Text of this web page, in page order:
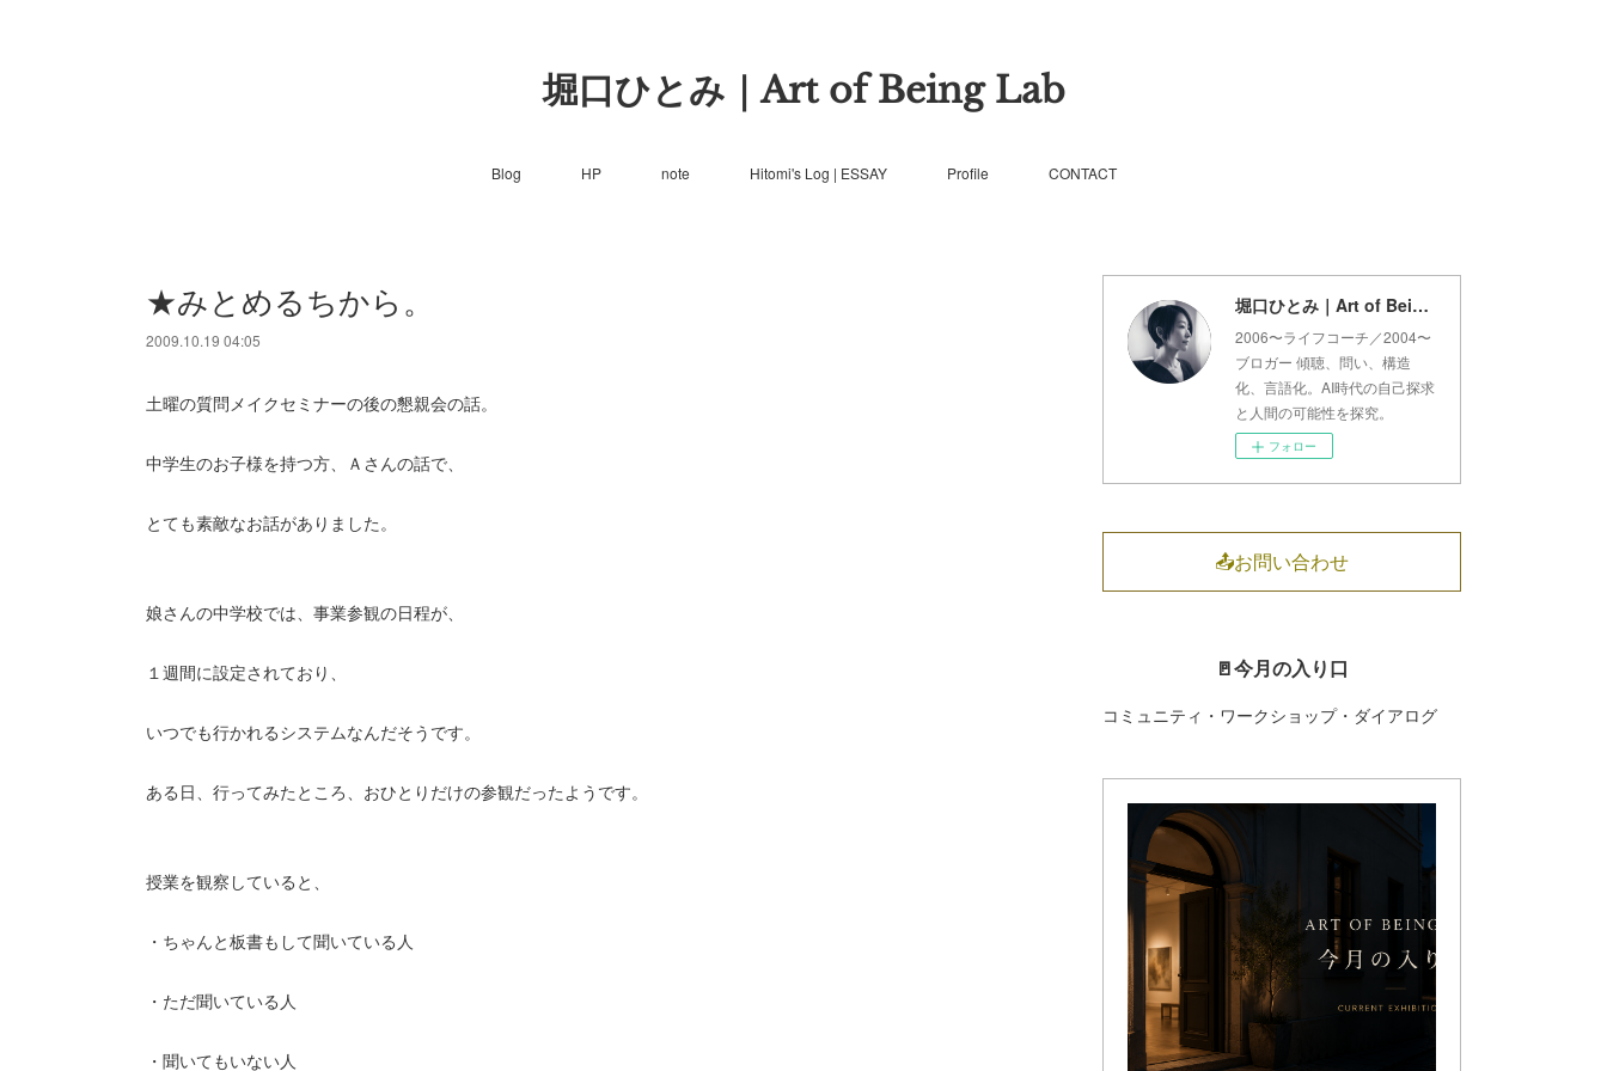
堀口ひとみ｜Art of Being Lab
Blog HP note Hitomi's Log | ESSAY Profile CONTACT
★みとめるちから。
2009.10.19 04:05
土曜の質問メイクセミナーの後の懇親会の話。
中学生のお子様を持つ方、Ａさんの話で、
とても素敵なお話がありました。
娘さんの中学校では、事業参観の日程が、
１週間に設定されており、
いつでも行かれるシステムなんだそうです。
ある日、行ってみたところ、おひとりだけの参観だったようです。
授業を観察していると、
・ちゃんと板書もして聞いている人
・ただ聞いている人
・聞いてもいない人
堀口ひとみ｜Art of Being Lab
2006〜ライフコーチ／2004〜
ブロガー 傾聴、問い、構造
化、言語化。AI時代の自己探求
と人間の可能性を探究。
フォロー
📤お問い合わせ
🚪今月の入り口
コミュニティ・ワークショップ・ダイアログ